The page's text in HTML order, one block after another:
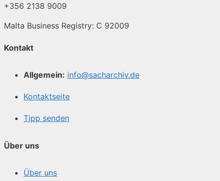
+356 2138 9009
Malta Business Registry: C 92009
Kontakt
Allgemein: info@sacharchiv.de
Kontaktseite
Tipp senden
Über uns
Über uns